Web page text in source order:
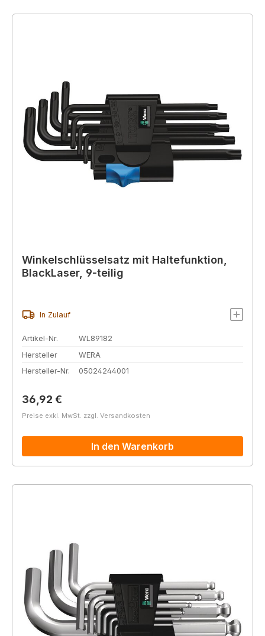
Winkelschlüsselsatz mit Haltefunktion,
BlackLaser, 9-teilig
In Zulauf
Artikel-Nr.
WL89182
Hersteller
WERA
Hersteller-Nr.
05024244001
Regulärer Preis:
36,92 €
Preise exkl. MwSt. zzgl. Versandkosten
In den Warenkorb